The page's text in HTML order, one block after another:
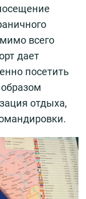
всего
дает
посетить
отдыха,